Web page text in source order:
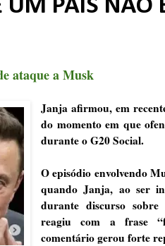
PAÍS NÃO
ataque a Musk
Janja afirmou, em
do momento em que
durante o G20 Social.
O episódio envolvendo
quando Janja, ao ser
durante discurso sobre
reagiu com a frase
comentário gerou forte